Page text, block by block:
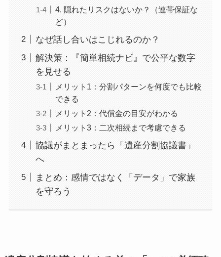
4. 隠れたリスクはないか？（連帯保証な
ど）
なぜ話し合いはこじれるのか？
解決策：『簡単相続ナビ』で公平な数字
を見せる
メリット1：分割パターンを何度でも比較
できる
メリット2：代償金の目安がわかる
メリット3：二次相続まで考慮できる
協議がまとまったら「遺産分割協議書」
へ
まとめ：感情ではなく「データ」で家族
を守ろう